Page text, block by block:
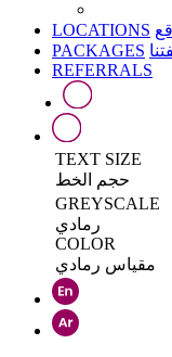
LOCATIONS
PACKAGES
REFERRALS
TEXT SIZE
حجم الخط
GREYSCALE
رمادي
COLOR
مقياس رمادي